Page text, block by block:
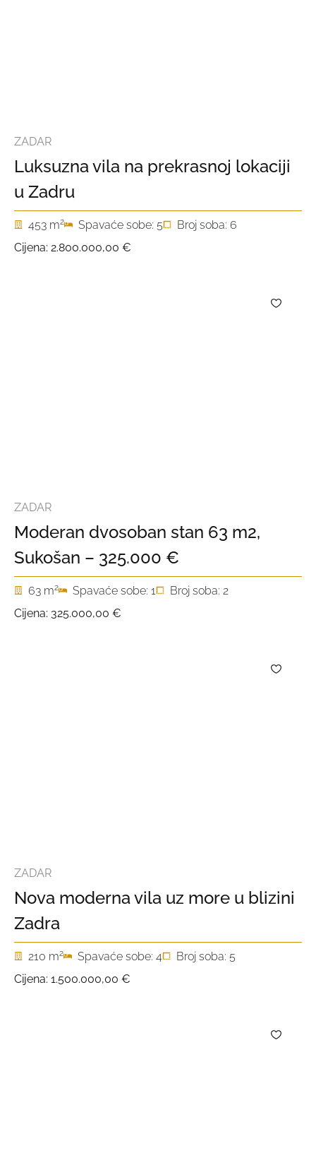
ZADAR
Luksuzna vila na prekrasnoj lokaciji
u Zadru
453 m2 Spavaće sobe: 5
Broj soba: 6
Cijena: 2.800.000,00 €
ZADAR
Moderan dvosoban stan 63 m2,
Sukošan – 325.000 €
63 m2 Spavaće sobe: 1
Broj soba: 2
Cijena: 325.000,00 €
ZADAR
Nova moderna vila uz more u blizini
Zadra
210 m2 Spavaće sobe: 4
Broj soba: 5
Cijena: 1.500.000,00 €